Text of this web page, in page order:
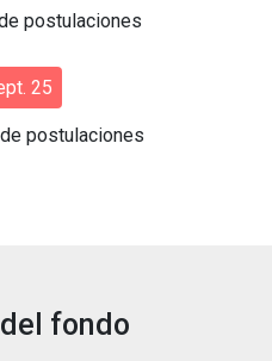
postulaciones
25
postulaciones
fondo